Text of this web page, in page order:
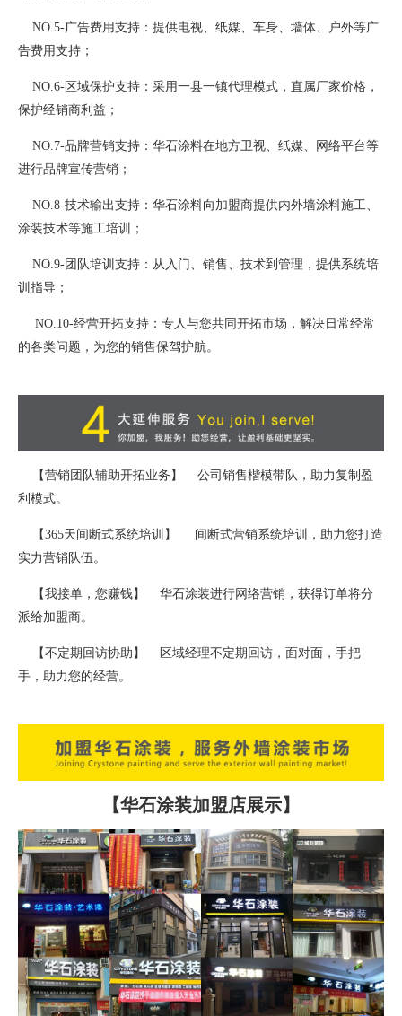
NO.5-广告费用支持：提供电视、纸媒、车身、墙体、户外等广
告费用支持；
NO.6-区域保护支持：采用一县一镇代理模式，直属厂家价格，
保护经销商利益；
NO.7-品牌营销支持：华石涂料在地方卫视、纸媒、网络平台等
进行品牌宣传营销；
NO.8-技术输出支持：华石涂料向加盟商提供内外墙涂料施工、
涂装技术等施工培训；
NO.9-团队培训支持：从入门、销售、技术到管理，提供系统培
训指导；
NO.10-经营开拓支持：专人与您共同开拓市场，解决日常经常
的各类问题，为您的销售保驾护航。
【营销团队辅助开拓业务】 公司销售楷模带队，助力复制盈
利模式。
【365天间断式系统培训】 间断式营销系统培训，助力您打造
实力营销队伍。
【我接单，您赚钱】 华石涂装进行网络营销，获得订单将分
派给加盟商。
【不定期回访协助】 区域经理不定期回访，面对面，手把
手，助力您的经营。
【华石涂装加盟店展示】